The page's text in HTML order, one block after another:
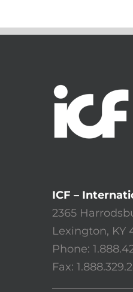
ICF –
2365
Lexington, KY
Phone:
Fax: